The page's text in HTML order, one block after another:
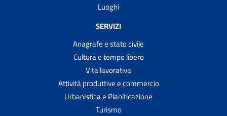
Luoghi
SERVIZI
Anagrafe e stato civile
Cultura e tempo libero
Vita lavorativa
Attività produttive e commercio
Urbanistica e Pianificazione
Turismo